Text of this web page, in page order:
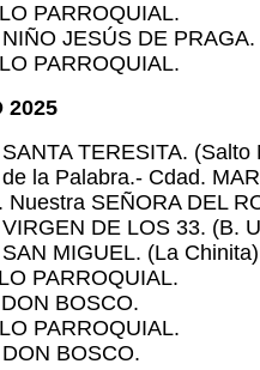
PARROQUIAL.
JESÚS DE
PARROQUIAL.
2025
TERESITA. (Salto
la Palabra.- Cdad.
Nuestra SEÑORA DEL
DE LOS 33. (B.
MIGUEL. (La Chinita)
PARROQUIAL.
BOSCO.
PARROQUIAL.
BOSCO.